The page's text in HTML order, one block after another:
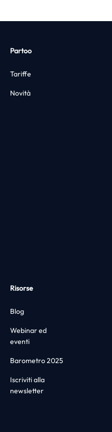
Partoo
Tariffe
Novità
Risorse
Blog
Webinar ed
eventi
Barometro 2025
Iscriviti alla
newsletter